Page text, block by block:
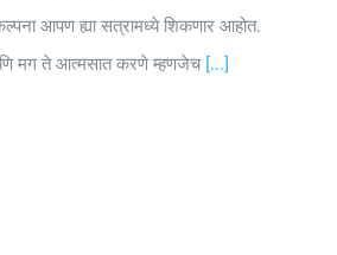
आपण ह्या सत्रामध्ये शिकणार आहोत.
मग ते आत्मसात करणे म्हणजेच [...]